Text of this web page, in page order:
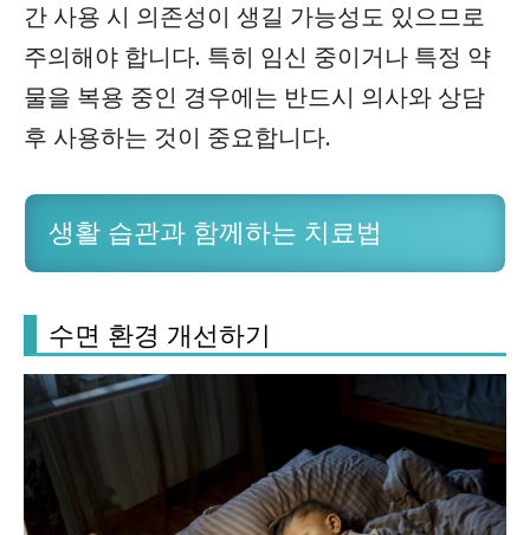
간 사용 시 의존성이 생길 가능성도 있으므로
주의해야 합니다. 특히 임신 중이거나 특정 약
물을 복용 중인 경우에는 반드시 의사와 상담
후 사용하는 것이 중요합니다.
생활 습관과 함께하는 치료법
수면 환경 개선하기